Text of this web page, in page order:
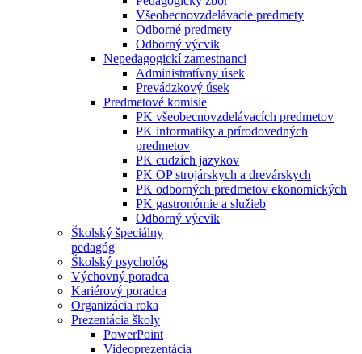
Všeobecnovzdelávacie predmety
Odborné predmety
Odborný výcvik
Nepedagogickí zamestnanci
Administratívny úsek
Prevádzkový úsek
Predmetové komisie
PK všeobecnovzdelávacích predmetov
PK informatiky a prírodovedných
predmetov
PK cudzích jazykov
PK OP strojárskych a drevárskych
PK odborných predmetov ekonomických
PK gastronómie a služieb
Odborný výcvik
Školský špeciálny
pedagóg
Školský psychológ
Výchovný poradca
Kariérový poradca
Organizácia roka
Prezentácia školy
PowerPoint
Videoprezentácia